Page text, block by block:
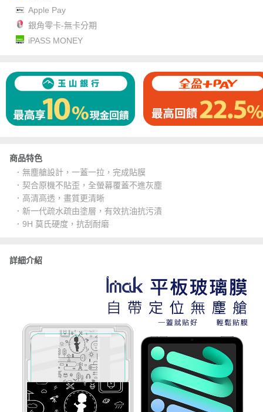
Apple Pay
銀角零卡-無卡分期
iPASS MONEY
商品特色
．無塵艙設計，一蓋一拉，完成貼膜
．契合原機不貼歪，全螢幕覆蓋不進灰塵
．高清高透，畫質更清晰
．新一代疏水疏由塗層，有效抗油抗污漬
．9H 莫氏硬度，抗刮耐磨
詳細介紹